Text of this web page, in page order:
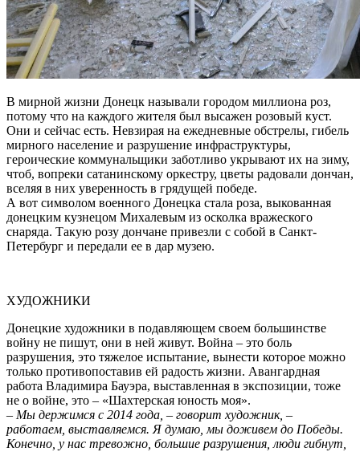
В мирной жизни Донецк называли городом миллиона роз,
потому что на каждого жителя был высажен розовый куст.
Они и сейчас есть. Невзирая на ежедневные обстрелы, гибель
мирного население и разрушение инфраструктуры,
героические коммунальщики заботливо укрывают их на зиму,
чтоб, вопреки сатанинскому оркестру, цветы радовали дончан,
вселяя в них уверенность в грядущей победе.
А вот символом военного Донецка стала роза, выкованная
донецким кузнецом Михалевым из осколка вражеского
снаряда. Такую розу дончане привезли с собой в Санкт-
Петербург и передали ее в дар музею.
ХУДОЖНИКИ
Донецкие художники в подавляющем своем большинстве
войну не пишут, они в ней живут. Война – это боль
разрушения, это тяжелое испытание, вынести которое можно
только противопоставив ей радость жизни. Авангардная
работа Владимира Бауэра, выставленная в экспозиции, тоже
не о войне, это – «Шахтерская юность моя».
– Мы держимся с 2014 года, – говорит художник, –
работаем, выставляемся. Я думаю, мы доживем до Победы.
Конечно, у нас тревожно, большие разрушения, люди гибнут,